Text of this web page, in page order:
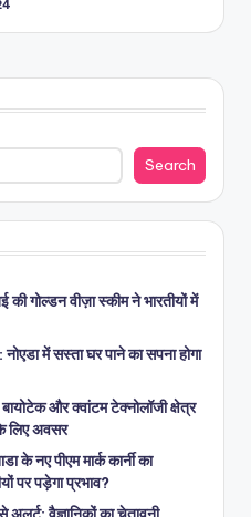
Search
गोल्डन वीज़ा स्कीम ने भारतीयों में
में सस्ता घर पाने का सपना होगा
और क्वांटम टेक्नोलॉजी क्षेत्र
लिए अवसर
के नए पीएम मार्क कार्नी का
पर पड़ेगा प्रभाव?